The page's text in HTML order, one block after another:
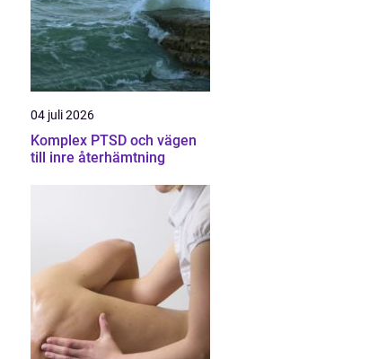
04 juli 2026
Komplex PTSD och vägen
till inre återhämtning